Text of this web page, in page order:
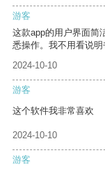
游客
这款app的用户界面简
悉操作。我不用看说明
2024-10-10
游客
这个软件我非常喜欢
2024-10-10
游客